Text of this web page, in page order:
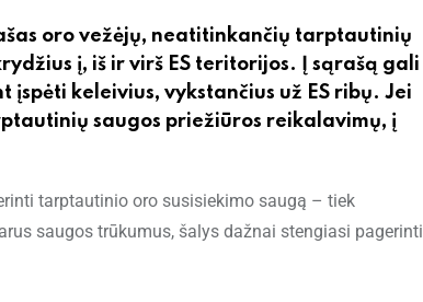
oro vežėjų, neatitinkančių tarptautinių
į, iš ir virš ES teritorijos. Į sąrašą gali
keleivius, vykstančius už ES ribų. Jei
saugos priežiūros reikalavimų, į
tarptautinio oro susisiekimo saugą – tiek
saugos trūkumus, šalys dažnai stengiasi pagerinti